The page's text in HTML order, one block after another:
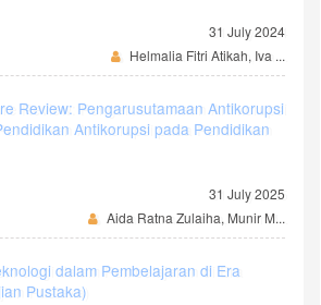
31 July 2024
Helmalia Fitri Atikah, Iva ...
Review: Pengarusutamaan Antikorupsi
Antikorupsi pada Pendidikan
31 July 2025
Aida Ratna Zulaiha, Munir M...
dalam Pembelajaran di Era
Pustaka)